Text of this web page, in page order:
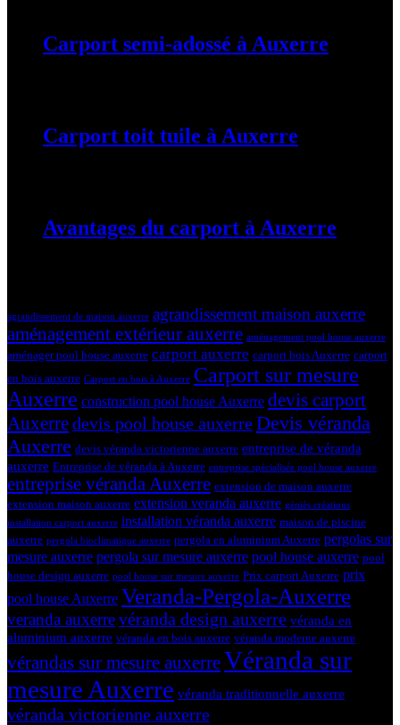
Carport semi-adossé à Auxerre
Carport toit tuile à Auxerre
Avantages du carport à Auxerre
agrandissement de maison auxerre agrandissement maison auxerre
aménagement extérieur auxerre aménagement pool house auxerre
aménager pool house auxerre carport auxerre carport bois Auxerre carport
en bois auxerre Carport en bois à Auxerre Carport sur mesure
Auxerre construction pool house Auxerre devis carport
Auxerredevis pool house auxerreDevis véranda
Auxerre devis véranda victorienne auxerre entreprise de véranda
auxerre Entreprise de véranda à Auxerre entreprise spécialisée pool house auxerre
entreprise véranda Auxerre extension de maison auxerre
extension maison auxerre extension veranda auxerre géniès créations
installation carport auxerre installation véranda auxerre maison de piscine
auxerre pergola bioclimatique auxerre pergola en aluminium Auxerre pergolas sur
mesure auxerre pergola sur mesure auxerre pool house auxerre pool
house design auxerre pool house sur mesure auxerre Prix carport Auxerre prix
pool house Auxerre Veranda-Pergola-Auxerre
veranda auxerrevéranda design auxerre véranda en
aluminium auxerre véranda en bois auxerre véranda moderne auxerre
vérandas sur mesure auxerreVéranda sur
mesure Auxerre véranda traditionnelle auxerre
véranda victorienne auxerre